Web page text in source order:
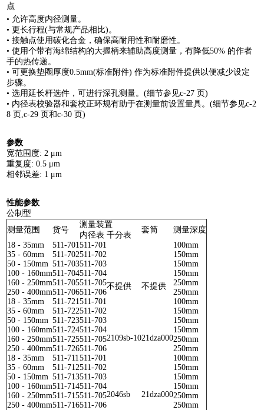
点
• 允许高度内径测量。
• 更长行程(与常规产品相比)。
• 接触点使用碳化合金，确保高耐用性和耐磨性。
• 使用个带有海绵结构的大握柄来辅助高度测量，有降低50% 的作者
手的热传递。
• 可更换垫圈厚度0.5mm(标准附件) 作为标准附件提供以便减少设定
步骤。
• 选用延长杆选件，可进行深孔测量。(细节参见c-27 页)
• 内径表校验器和套校正环规有助于在测量前设置量具。(细节参见c-2
8 页,c-29 页和c-30 页)
参数
宽范围度: 2 μm
重复度: 0.5 μm
相邻误差: 1 μm
性能参数
公制型
测量范围
货号
测量装置
套筒 测量深度
内径表 千分表
18 - 35mm
511-701511-701
不提供 不提供
100mm
35 - 60mm
511-702511-702
150mm
50 - 150mm 511-703511-703
150mm
100 - 160mm511-704511-704
150mm
160 - 250mm511-705511-705
250mm
250 - 400mm511-706511-706
250mm
18 - 35mm
511-721511-701
2109sb-1021dza000
100mm
35 - 60mm
511-722511-702
150mm
50 - 150mm 511-723511-703
150mm
100 - 160mm511-724511-704
150mm
160 - 250mm511-725511-705
250mm
250 - 400mm511-726511-706
250mm
18 - 35mm
511-711511-701
2046sb 21dza000
100mm
35 - 60mm
511-712511-702
150mm
50 - 150mm 511-713511-703
150mm
100 - 160mm511-714511-704
150mm
160 - 250mm511-715511-705
250mm
250 - 400mm511-716511-706 250mm